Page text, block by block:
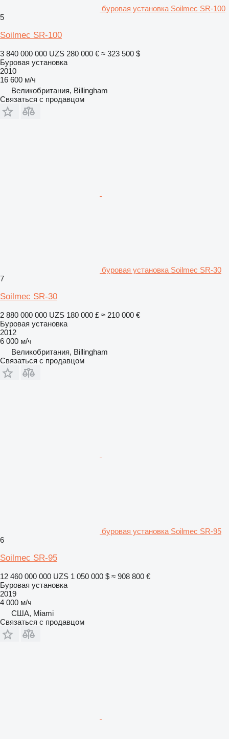
буровая установка Soilmec SR-100
5
Soilmec SR-100
3 840 000 000 UZS 280 000 € ≈ 323 500 $
Буровая установка
2010
16 600 м/ч
Великобритания, Billingham
Связаться с продавцом
буровая установка Soilmec SR-30
7
Soilmec SR-30
2 880 000 000 UZS 180 000 £ ≈ 210 000 €
Буровая установка
2012
6 000 м/ч
Великобритания, Billingham
Связаться с продавцом
буровая установка Soilmec SR-95
6
Soilmec SR-95
12 460 000 000 UZS 1 050 000 $ ≈ 908 800 €
Буровая установка
2019
4 000 м/ч
США, Miami
Связаться с продавцом